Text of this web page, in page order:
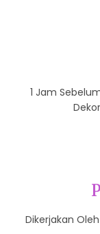
1 Jam
Dikerjakan